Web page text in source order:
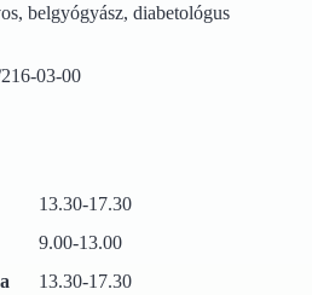
belgyógyász, diabetológus
03-00
13.30-17.30
9.00-13.00
13.30-17.30